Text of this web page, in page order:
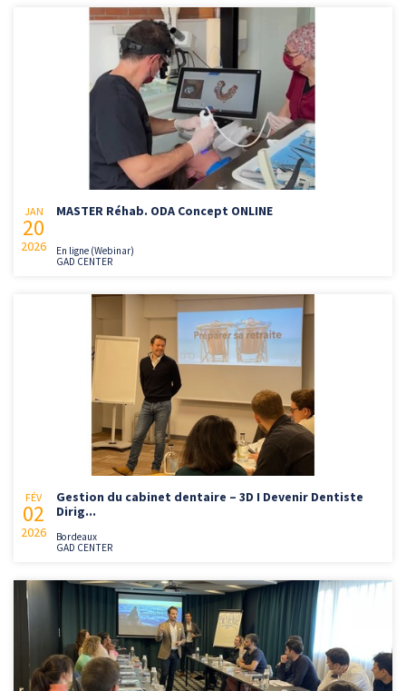
JAN
20
2026
MASTER Réhab. ODA Concept ONLINE
En ligne (Webinar)
GAD CENTER
FÉV
02
2026
Gestion du cabinet dentaire – 3D I Devenir Dentiste
Dirig...
Bordeaux
GAD CENTER